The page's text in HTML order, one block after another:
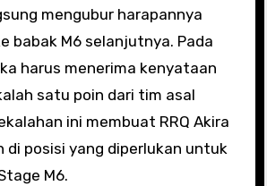
mengubur harapannya
babak M6 selanjutnya. Pada
harus menerima kenyataan
satu poin dari tim asal
ini membuat RRQ Akira
di posisi yang diperlukan untuk
M6.